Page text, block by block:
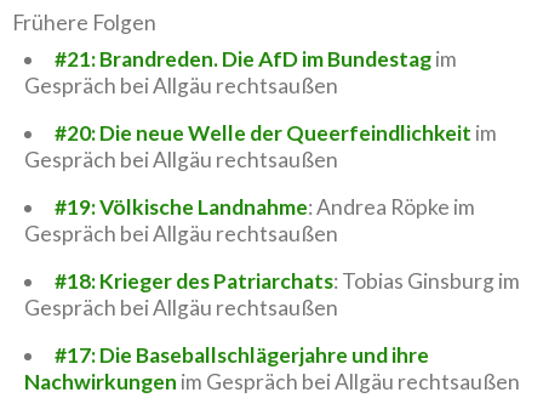
Frühere Folgen
#21: Brandreden. Die AfD im Bundestagim
Gespräch bei Allgäu rechtsaußen
#20: Die neue Welle der Queerfeindlichkeit im
Gespräch bei Allgäu rechtsaußen
#19: Völkische Landnahme: Andrea Röpke im
Gespräch bei Allgäu rechtsaußen
#18: Krieger des Patriarchats: Tobias Ginsburg im
Gespräch bei Allgäu rechtsaußen
#17: Die Baseballschlägerjahre und ihre
Nachwirkungen im Gespräch bei Allgäu rechtsaußen